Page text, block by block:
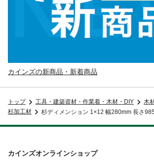
カインズの新商品・新着商品
トップ 工具・建築資材・作業着・木材・DIY 木
杉加工材
杉ディメンション 1×12 幅280mm 長さ
カインズオンラインショップ